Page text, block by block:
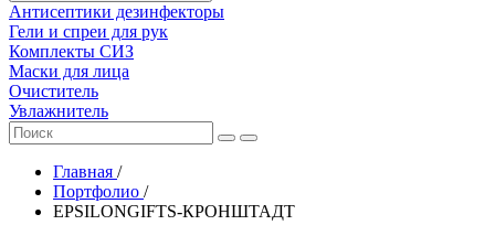
Антисептики дезинфекторы
Гели и спреи для рук
Комплекты СИЗ
Маски для лица
Очиститель
Увлажнитель
Главная /
Портфолио /
EPSILONGIFTS-КРОНШТАДТ